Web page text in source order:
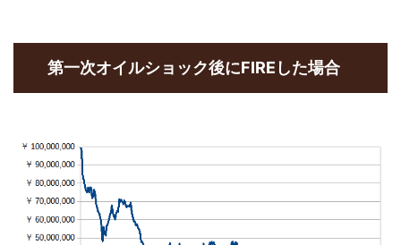
第一次オイルショック後にFIREした場合